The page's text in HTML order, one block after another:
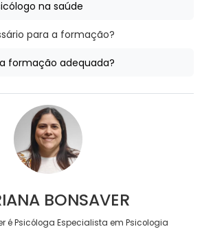
na saúde
para a formação?
formação adequada?
BONSAVER
é Psicóloga Especialista em Psicologia